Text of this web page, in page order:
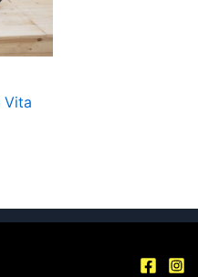
Vita